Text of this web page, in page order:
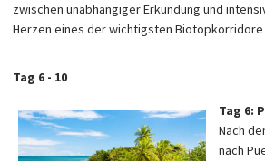
zwischen unabhängiger Erkundung und
Herzen eines der wichtigsten Biotopkorridore
Tag 6 - 10
Tag 6:
Nach
nach